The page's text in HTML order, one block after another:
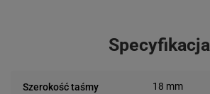
Specyfikacja
Szerokość taśmy 18 mm